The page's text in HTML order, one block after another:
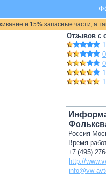
и 15% запасные части, а
Отзывов с
Россия
Время
+7 (495)
http://
info@vw-